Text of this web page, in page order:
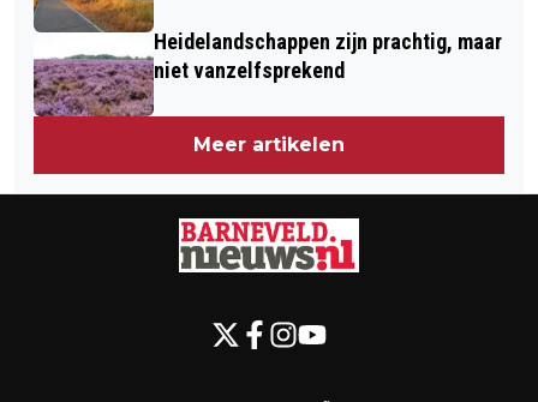
Heidelandschappen zijn prachtig, maar
niet vanzelfsprekend
Meer artikelen